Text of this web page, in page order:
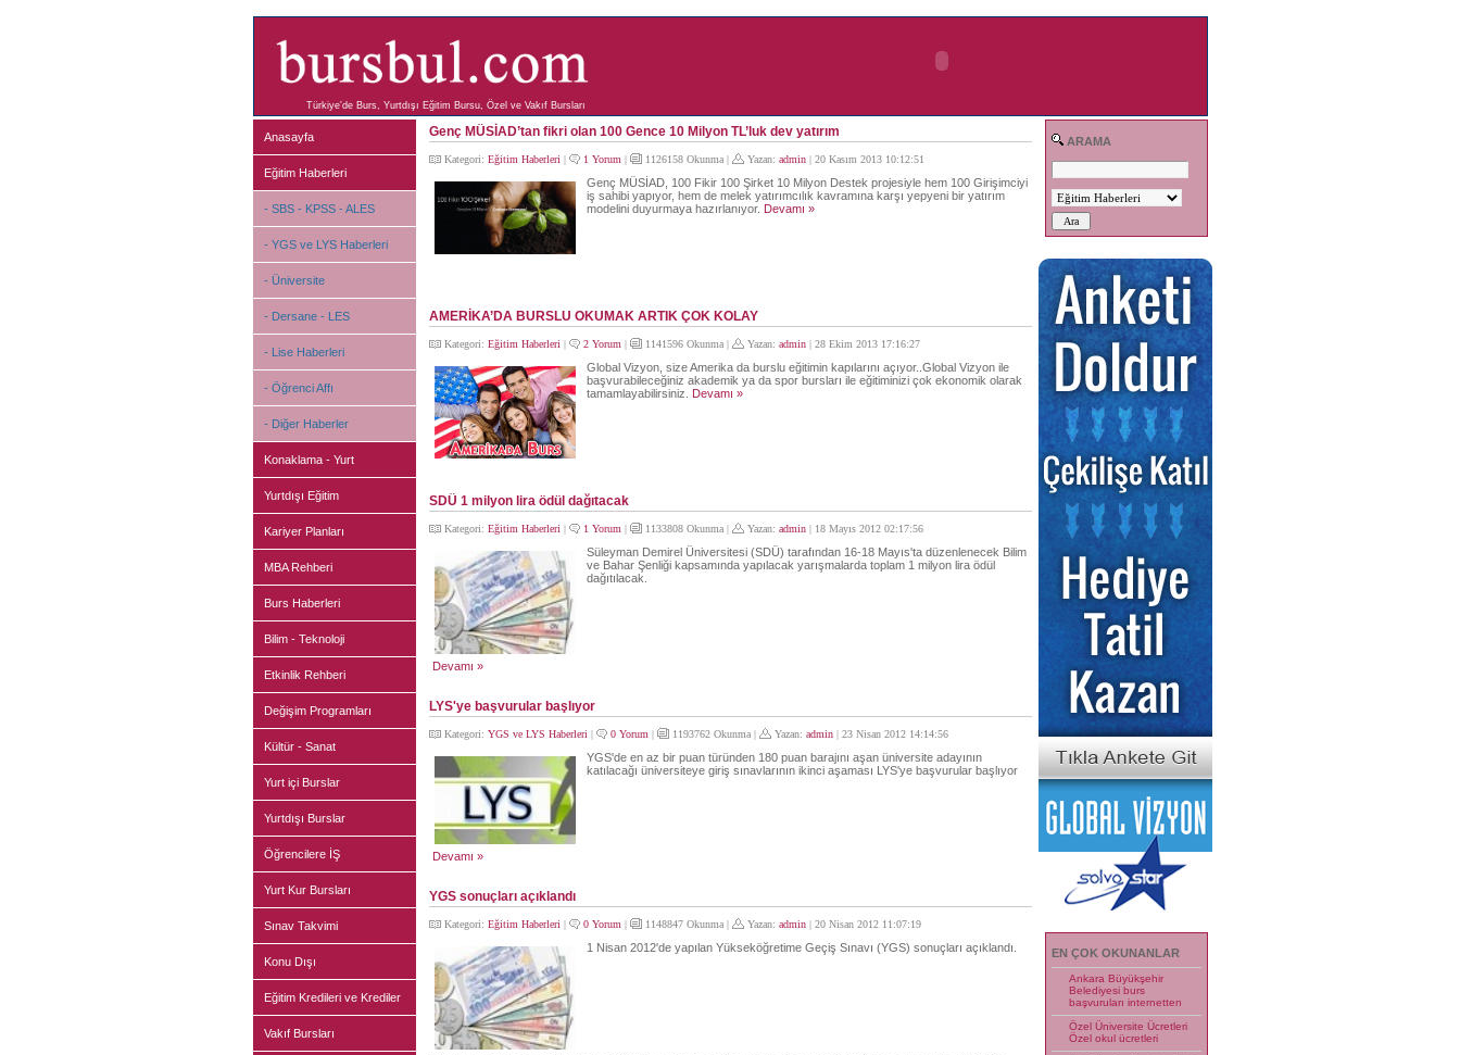
Türkiye'de Burs, Yurtdışı Eğitim Bursu, Özel ve Vakıf Bursları
Anasayfa
Eğitim Haberleri
- SBS - KPSS - ALES
- YGS ve LYS Haberleri
- Üniversite
- Dersane - LES
- Lise Haberleri
- Öğrenci Affı
- Diğer Haberler
Konaklama - Yurt
Yurtdışı Eğitim
Kariyer Planları
MBA Rehberi
Burs Haberleri
Bilim - Teknoloji
Etkinlik Rehberi
Değişim Programları
Kültür - Sanat
Yurt içi Burslar
Yurtdışı Burslar
Öğrencilere İŞ
Yurt Kur Bursları
Sınav Takvimi
Konu Dışı
Eğitim Kredileri ve Krediler
Vakıf Bursları
Genç MÜSİAD’tan fikri olan 100 Gence 10 Milyon TL’luk dev yatırım
Kategori: Eğitim Haberleri | 1 Yorum | 1126158 Okunma | Yazan: admin| 20 Kasım 2013 10:12:51
Genç MÜSİAD, 100 Fikir 100 Şirket 10 Milyon Destek projesiyle hem 100 Girişimciyi
iş sahibi yapıyor, hem de melek yatırımcılık kavramına karşı yepyeni bir yatırım
modelini duyurmaya hazırlanıyor. Devamı »
AMERİKA’DA BURSLU OKUMAK ARTIK ÇOK KOLAY
Kategori: Eğitim Haberleri | 2 Yorum | 1141596 Okunma | Yazan: admin| 28 Ekim 2013 17:16:27
Global Vizyon, size Amerika da burslu eğitimin kapılarını açıyor..Global Vizyon ile
başvurabileceğiniz akademik ya da spor bursları ile eğitiminizi çok ekonomik olarak
tamamlayabilirsiniz.
Devamı »
SDÜ 1 milyon lira ödül dağıtacak
Kategori: Eğitim Haberleri | 1 Yorum | 1133808 Okunma | Yazan: admin| 18 Mayıs 2012 02:17:56
Süleyman Demirel Üniversitesi (SDÜ) tarafından 16-18 Mayıs'ta düzenlenecek Bilim
ve Bahar Şenliği kapsamında yapılacak yarışmalarda toplam 1 milyon lira ödül
dağıtılacak.
Devamı »
LYS'ye başvurular başlıyor
Kategori: YGS ve LYS Haberleri | 0 Yorum | 1193762 Okunma | Yazan: admin| 23 Nisan 2012 14:14:56
YGS'de en az bir puan türünden 180 puan barajını aşan üniversite adayının
katılacağı üniversiteye giriş sınavlarının ikinci aşaması LYS'ye başvurular başlıyor
Devamı »
YGS sonuçları açıklandı
Kategori: Eğitim Haberleri | 0 Yorum | 1148847 Okunma | Yazan: admin| 20 Nisan 2012 11:07:19
1 Nisan 2012'de yapılan Yükseköğretime Geçiş Sınavı (YGS) sonuçları açıklandı.
ARAMA
EN ÇOK OKUNANLAR
Ankara Büyükşehir
Belediyesi burs
başvuruları internetten
Özel Üniversite Ücretleri
Özel okul ücretleri